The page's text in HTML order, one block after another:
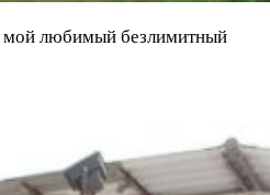
любимый безлимитный